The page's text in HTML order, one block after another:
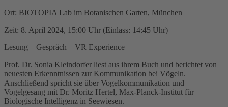
Ort: BIOTOPIA Lab im Botanischen Garten, München
Zeit: 8. April 2024, 15:00 Uhr (Einlass: 14:45 Uhr)
Lesung – Gespräch – VR Experience
Prof. Dr. Sonia Kleindorfer liest aus ihrem Buch und berichtet von
neuesten Erkenntnissen zur Kommunikation bei Vögeln.
Anschließend spricht sie über Vogelkommunikation und
Vogelgesang mit Dr. Moritz Hertel, Max-Planck-Institut für
Biologische Intelligenz in Seewiesen.